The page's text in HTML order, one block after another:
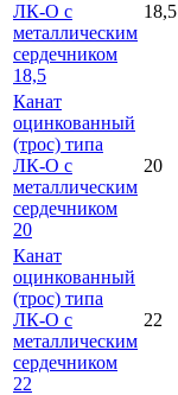
ЛК-О с
металлическим
сердечником
18,5
18,5
Канат
оцинкованный
(трос) типа
ЛК-О с
металлическим
сердечником
20
20
Канат
оцинкованный
(трос) типа
ЛК-О с
металлическим
сердечником
22
22